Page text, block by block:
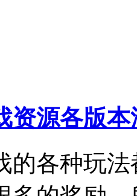
资源各版本
的各种玩